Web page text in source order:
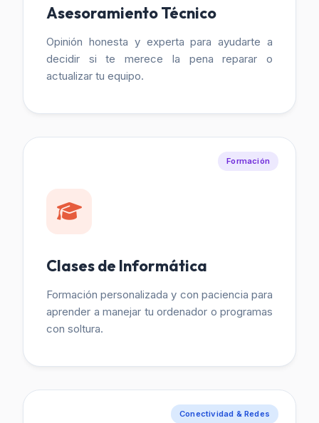
Asesoramiento Técnico
Opinión honesta y experta para ayudarte a
decidir si te merece la pena reparar o
actualizar tu equipo.
Formación
Clases de Informática
Formación personalizada y con paciencia para
aprender a manejar tu ordenador o programas
con soltura.
Conectividad & Redes